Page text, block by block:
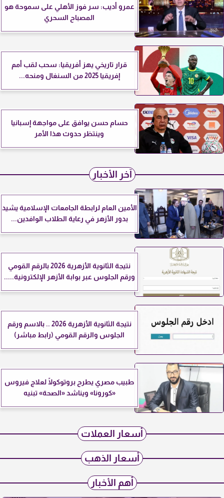
عمرو أديب: سر فوز الأهلي على سموحة هو
المصباح السحري
قرار تاريخي يهز أفريقيا: سحب لقب أمم
إفريقيا 2025 من السنغال ومنحه...
حسام حسن يوافق على مواجهة إسبانيا
وينتظر حدوث هذا الأمر
آخر الأخبار
الأمين العام لرابطة الجامعات الإسلامية يشيد
بدور الأزهر في رعاية الطلاب الوافدين...
نتيجة الثانوية الأزهرية 2026 بالرقم القومي
ورقم الجلوس عبر بوابة الأزهر الإلكترونية.....
نتيجة الثانوية الأزهرية 2026 .. بالاسم ورقم
الجلوس والرقم القومي (رابط مباشر)
طبيب مصري يطرح بروتوكولًا لعلاج فيروس
«كورونا» ويناشد «الصحة» تبنيه
أسعار العملات
أسعار الذهب
أهم الأخبار